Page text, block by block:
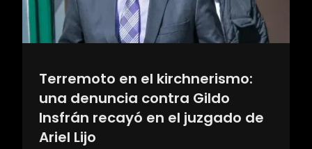
Terremoto en el kirchnerismo:
una denuncia contra Gildo
Insfrán recayó en el juzgado de
Ariel Lijo